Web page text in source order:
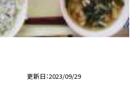
更新日 2023/09/29